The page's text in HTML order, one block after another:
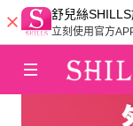
舒兒絲
立刻使用官方